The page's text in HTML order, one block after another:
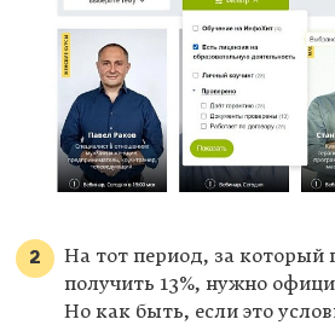
На тот период, за который
получить 13%, нужно
Но как быть, если это